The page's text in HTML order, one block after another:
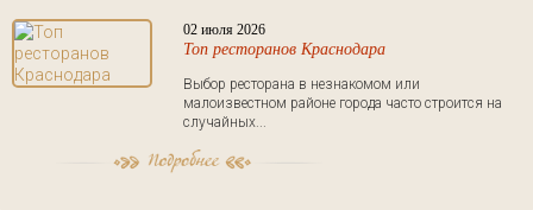
02 июля 2026
Топ ресторанов Краснодара
Выбор ресторана в незнакомом или
малоизвестном районе города часто строится на
случайных...